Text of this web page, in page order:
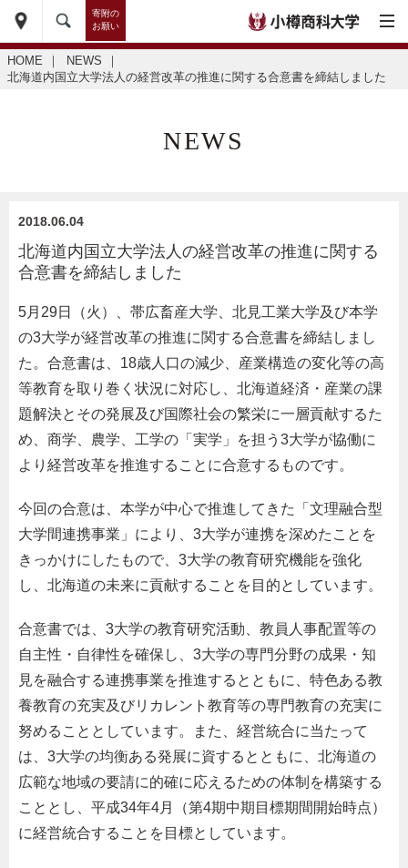
寄附の
お願い
HOME ｜ NEWS
｜
北海道内国立大学法人の経営改革の推進に関する合意書を締結しました
NEWS
2018.06.04
北海道内国立大学法人の経営改革の推進に関する
合意書を締結しました
5月29日（火）、帯広畜産大学、北見工業大学及び本学
の3大学が経営改革の推進に関する合意書を締結しまし
た。合意書は、18歳人口の減少、産業構造の変化等の高
等教育を取り巻く状況に対応し、北海道経済・産業の課
題解決とその発展及び国際社会の繁栄に一層貢献するた
め、商学、農学、工学の「実学」を担う3大学が協働に
より経営改革を推進することに合意するものです。
今回の合意は、本学が中心で推進してきた「文理融合型
大学間連携事業」により、3大学が連携を深めたことを
きっかけにしたもので、3大学の教育研究機能を強化
し、北海道の未来に貢献することを目的としています。
合意書では、3大学の教育研究活動、教員人事配置等の
自主性・自律性を確保し、3大学の専門分野の成果・知
見を融合する連携事業を推進するとともに、特色ある教
養教育の充実及びリカレント教育等の専門教育の充実に
努めることとしています。また、経営統合に当たって
は、3大学の均衡ある発展に資するとともに、北海道の
広範な地域の要請に的確に応えるための体制を構築する
こととし、平成34年4月（第4期中期目標期間開始時点）
に経営統合することを目標としています。